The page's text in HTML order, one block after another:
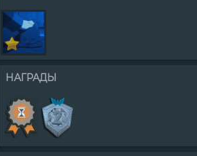
НАГРАДЫ